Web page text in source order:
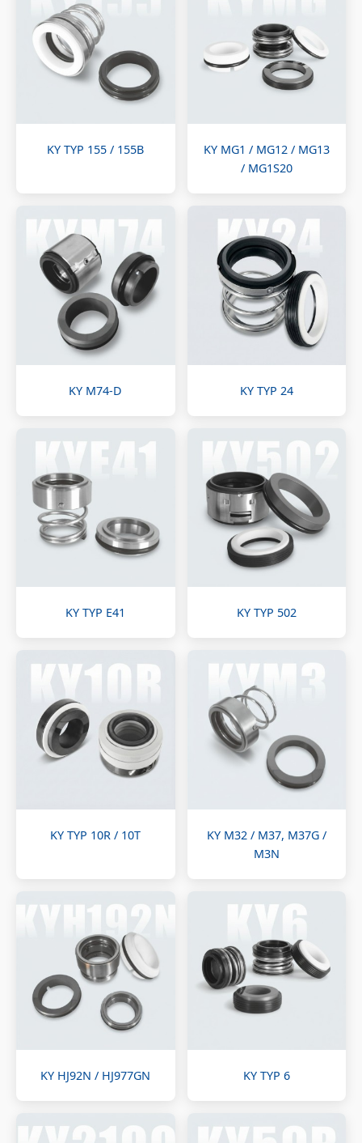
KY TYP 155 / 155B
KY MG1 / MG12 / MG13
/ MG1S20
KY M74-D KY TYP 24
KY TYP E41 KY TYP 502
KY TYP 10R / 10T
KY M32 / M37, M37G /
M3N
KY HJ92N / HJ977GN KY TYP 6